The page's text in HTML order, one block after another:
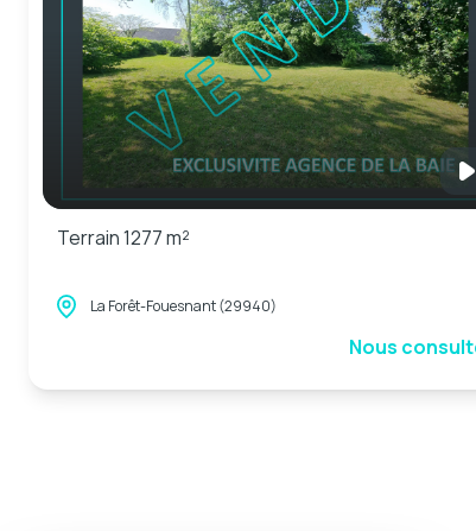
Terrain 1277 m²
La Forêt-Fouesnant (29940)
Nous